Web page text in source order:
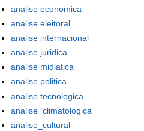
analise economica
analise eleitoral
analise internacional
analise juridica
analise midiatica
analise politica
analise tecnologica
analise_climatologica
analise_cultural